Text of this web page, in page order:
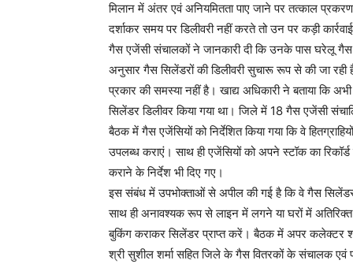
मिलान में अंतर एवं अनियमितता पाए जाने पर तत्काल
दर्शाकर समय पर डिलीवरी नहीं करते तो उन पर कड़ी
गैस एजेंसी संचालकों ने जानकारी दी कि उनके पास घरेलू
अनुसार गैस सिलेंडरों की डिलीवरी सुचारू रूप से की जा रही
प्रकार की समस्या नहीं है। खाद्य अधिकारी ने बताया
सिलेंडर डिलीवर किया गया था। जिले में 18 गैस एजेंसी
बैठक में गैस एजेंसियों को निर्देशित किया गया कि वे
उपलब्ध कराएं। साथ ही एजेंसियों को अपने स्टॉक का
कराने के निर्देश भी दिए गए।
इस संबंध में उपभोक्ताओं से अपील की गई है कि वे गैस सिलेंडर
साथ ही अनावश्यक रूप से लाइन में लगने या घरों में
बुकिंग कराकर सिलेंडर प्राप्त करें। बैठक में अपर कलेक्टर श्री
श्री सुशील शर्मा सहित जिले के गैस वितरकों के संचालक एवं